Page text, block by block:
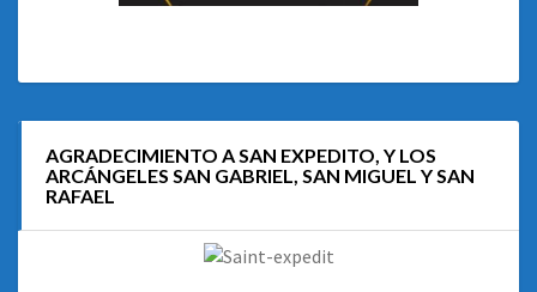
AGRADECIMIENTO A SAN EXPEDITO, Y LOS
ARCÁNGELES SAN GABRIEL, SAN MIGUEL Y SAN
RAFAEL